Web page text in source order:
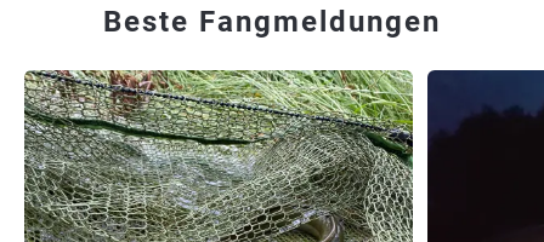
Beste Fangmeldungen